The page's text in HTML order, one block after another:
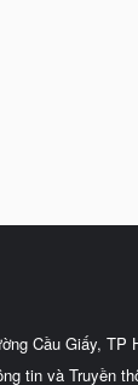
Cầu Giấy, TP
tin và Truyền